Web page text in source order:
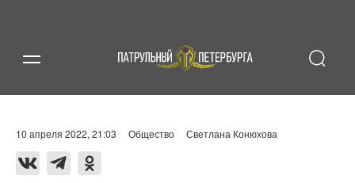
10 апреля 2022, 21:03 Общество Светлана Конюхова